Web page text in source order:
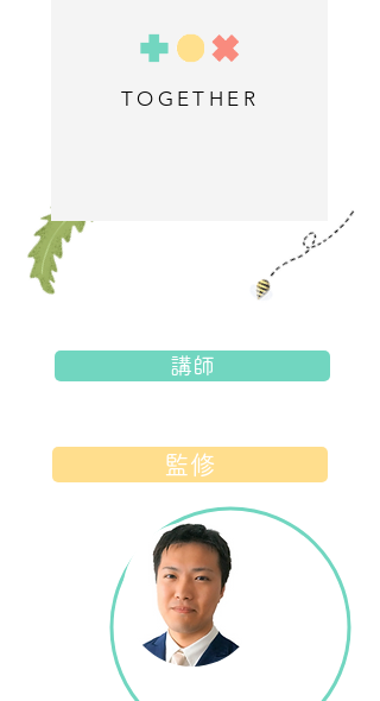
TOGETHER
講師
監修